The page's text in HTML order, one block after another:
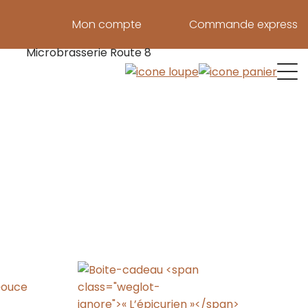
Mon compte
Commande express
Microbrasserie Route 8